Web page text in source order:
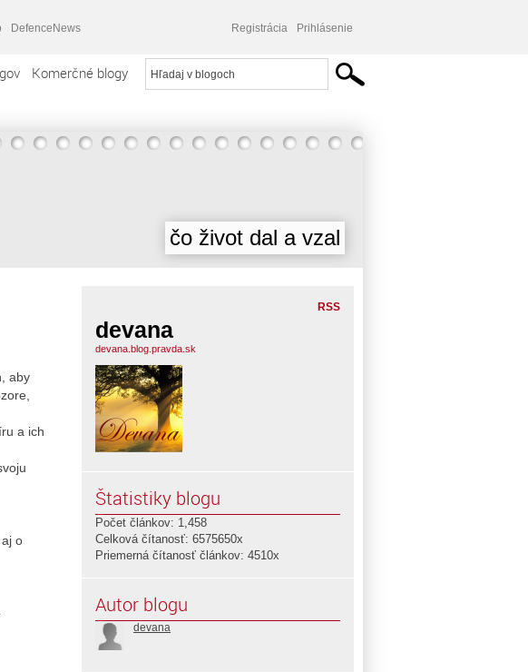
DefenceNews Registrácia Prihlásenie
Komerčné blogy
čo život dal a vzal
aby
a ich
o
RSS
devana
devana.blog.pravda.sk
Štatistiky blogu
Počet článkov: 1,458
Celková čítanosť: 6575650x
Priemerná čítanosť článkov: 4510x
Autor blogu
devana